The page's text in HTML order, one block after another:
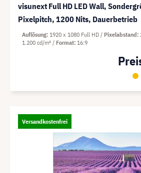
visunext Full HD LED Wall,
Pixelpitch, 1200 Nits, Dauerbetrieb
Auflösung 1920 x 1080 Full HD Pixelabstand
1.200 cd/m²
Format 16:9
Versandkostenfrei